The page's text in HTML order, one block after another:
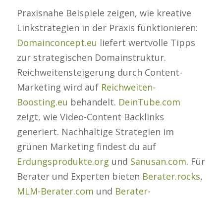
Praxisnahe Beispiele zeigen, wie kreative
Linkstrategien in der Praxis funktionieren:
Domainconcept.eu liefert wertvolle Tipps
zur strategischen Domainstruktur.
Reichweitensteigerung durch Content-
Marketing wird auf Reichweiten-
Boosting.eu behandelt. DeinTube.com
zeigt, wie Video-Content Backlinks
generiert. Nachhaltige Strategien im
grünen Marketing findest du auf
Erdungsprodukte.org und Sanusan.com. Für
Berater und Experten bieten Berater.rocks,
MLM-Berater.com und Berater-